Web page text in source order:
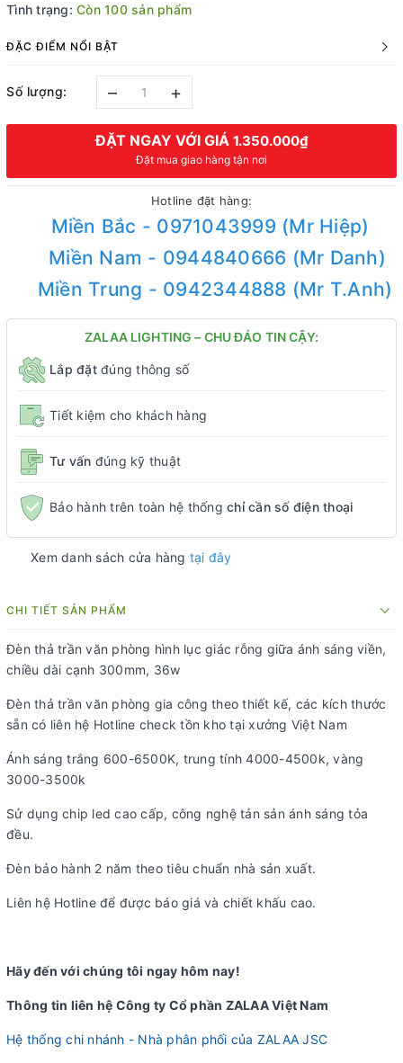
Tình trạng: Còn 100 sản phẩm
ĐẶC ĐIỂM NỔI BẬT
Số lượng: – +
ĐẶT NGAY VỚI GIÁ 1.350.000₫
Đặt mua giao hàng tận nơi
Hotline đặt hàng:
Miền Bắc - 0971043999 (Mr Hiệp)
Miền Nam - 0944840666 (Mr Danh)
Miền Trung - 0942344888 (Mr T.Anh)
ZALAA LIGHTING – CHU ĐÁO TIN CẬY:
Lắp đặtđúng thông số
Tiết kiệm cho khách hàng
Tư vấn đúng kỹ thuật
Bảo hành trên toàn hệ thống chỉ cần số điện thoại
Xem danh sách cửa hàng tại đây
CHI TIẾT SẢN PHẨM
Đèn thả trần văn phòng hình lục giác rỗng giữa ánh sáng viền,
chiều dài cạnh 300mm, 36w
Đèn thả trần văn phòng gia công theo thiết kế, các kích thước
sẵn có liên hệ Hotline check tồn kho tại xưởng Việt Nam
Ánh sáng trắng 600-6500K, trung tính 4000-4500k, vàng
3000-3500k
Sử dụng chip led cao cấp, công nghệ tản sản ánh sáng tỏa
đều.
Đèn bảo hành 2 năm theo tiêu chuẩn nhà sản xuất.
Liên hệ Hotline để được báo giá và chiết khấu cao.
Hãy đến với chúng tôi ngay hôm nay!
Thông tin liên hệ Công ty Cổ phần ZALAA Việt Nam
Hệ thống chi nhánh - Nhà phân phối của ZALAA JSC